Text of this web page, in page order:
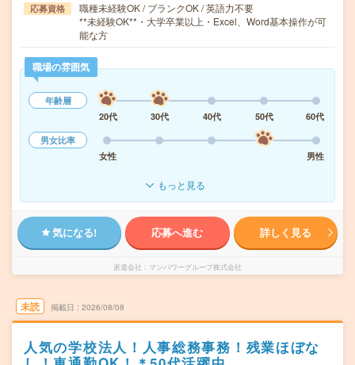
応募資格
職種未経験OK / ブランクOK / 英語力不要
**未経験OK**・大学卒業以上・Excel、Word基本操作が可
能な方
職場の雰囲気
年齢層
20代
30代 40代 50代
60代
男女比率
女性
男性
もっと見る
気になる! 応募へ進む 詳しく見る
派遣会社 マンパワーグループ株式会社
未読 掲載日 2026/08/08
人気の学校法人！人事総務事務！残業ほぼな